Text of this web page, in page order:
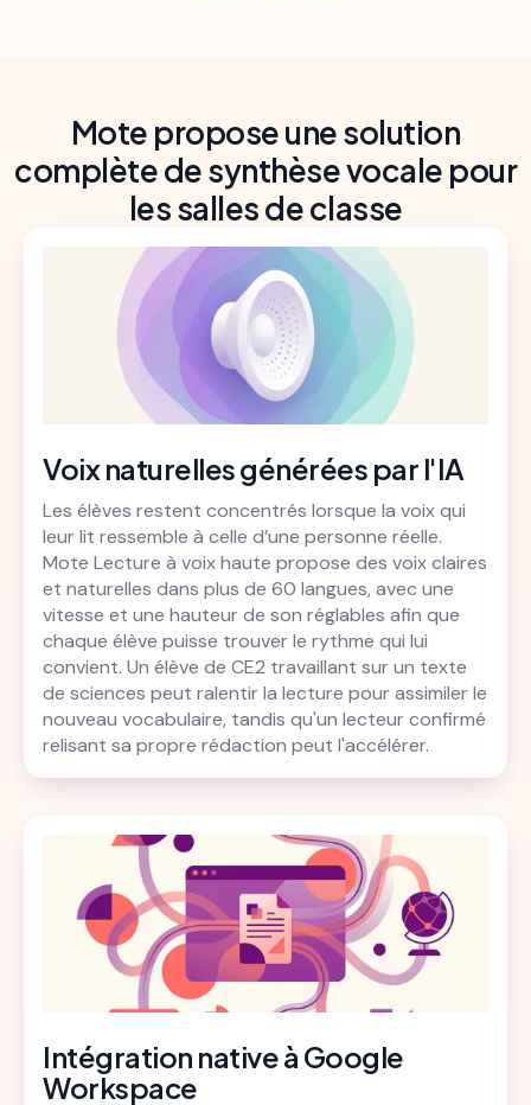
Mote propose une solution
complète de synthèse vocale pour
les salles de classe
Voix naturelles générées par l'IA
Les élèves restent concentrés lorsque la voix qui
leur lit ressemble à celle d’une personne réelle.
Mote Lecture à voix haute propose des voix claires
et naturelles dans plus de 60 langues, avec une
vitesse et une hauteur de son réglables afin que
chaque élève puisse trouver le rythme qui lui
convient. Un élève de CE2 travaillant sur un texte
de sciences peut ralentir la lecture pour assimiler le
nouveau vocabulaire, tandis qu'un lecteur confirmé
relisant sa propre rédaction peut l'accélérer.
Intégration native à Google
Workspace